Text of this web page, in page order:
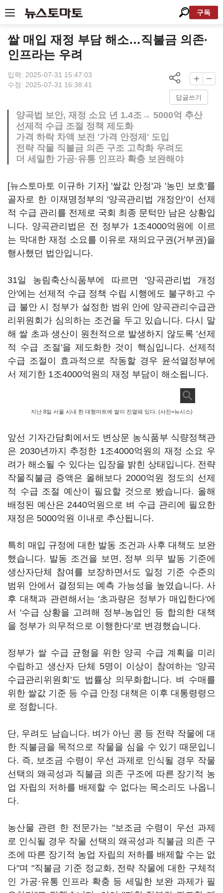
구독
쌀 매입 재정 부담 해소…직불금 의존·
인프라는 우려
입력: 2025-07-31 15:47:03
수정: 2025-07-31 16:38:41
답글쓰기
양곡법 보안, 재정 소요 년 1.4조→ 5000억 추산
선제적 수급 조절 정책 제도화
가격 하락 차액 보전 '가격 안정제' 도입
전략 작물 직불금 의존 구조 고착화 우려도
더 세밀한 가공·유통 인프라 확충 보완해야
[뉴스토마토 이규하 기자] '쌀값 안정'과 '농민 보호'를
골자로 한 이재명정부의 '양곡관리법 개정안'이 선제
적 수급 관리를 전제로 국회 최종 문턱만 남은 상황입
니다. 양곡관리법은 전 정부가 1조4000억원에 이르
는 막대한 재정 소요를 이유로 재의요구권(거부권)을
행사했던 법안입니다.
31일 농림축산식품부에 따르면 '양곡관리법 개정
안'에는 선제적 수급 정책 수립 시행에도 불구하고 수
급 불안 시 정부가 설정한 범위 안에 양곡관리수급관
리위원회가 심의하는 조건을 두고 있습니다. 다시 말
해 쌀 초과 생산이 원천적으로 발생하지 않도록 '선제
적 수급 조절'을 제도화한 것이 핵심입니다. 선제적
수급 조절이 효과적으로 작동할 경우 윤석열정부에
서 제기한 1조4000억원의 재정 부담이 해소됩니다.
지난 8일 서울 시내 한 대형마트에 쌀이 진열돼 있다. (사진=뉴시스)
앞선 기자간담회에서도 변상문 농식품부 식량정책관
은 2030년까지 추정한 1조4000억원의 재정 소요 우
려가 해소될 수 있다는 입장을 밝힌 상태입니다. 전략
작물직불금 증액은 올해보다 2000억원 정도의 선제
적 수급 조절 예산이 필요할 것으로 봤습니다. 올해
배정된 예산은 2440억원으로 벼 수급 관리에 필요한
재정은 5000억원 이내로 추산됩니다.
특히 매입 규정에 대한 발동 조건과 사후 대책도 보완
했습니다. 발동 조건을 보면, 정부 의무 발동 기준에
생산자단체 참여를 보장하면서도 일정 기준 수준의
범위 안에서 결정되는 예측 가능성을 높였습니다. 사
후 대책과 관련해서는 '초과량은 정부가 매입한다'에
서 '수급 상황을 고려해 정부-농업인 등 합의한 대책
을 정부가 의무적으로 이행한다'로 변경했습니다.
정부가 쌀 수급 균형을 위한 양곡 수급 계획을 미리
수립하고 생산자 단체 5명이 이상이 참여하는 '양곡
수급관리위원회'도 법률상 의무화합니다. 벼 수매를
위한 쌀값 기준 등 수급 안정 대책은 이후 대통령령으
로 정합니다.
단, 우려도 남습니다. 벼가 아닌 콩 등 전략 작물에 대
한 직불금을 목적으로 작물을 심을 수 있기 때문입니
다. 즉, 보조금 수령이 우선 과제로 인식될 경우 작물
선택의 왜곡성과 직불금 의존 구조에 따른 장기적 농
업 자립의 저하를 배제할 수 없다는 목소리도 나옵니
다.
농산물 관련 한 전문가는 "보조금 수령이 우선 과제
로 인식될 경우 작물 선택의 왜곡성과 직불금 의존 구
조에 따른 장기적 농업 자립의 저하를 배제할 수는 없
다"며 "직불금 기준 정교화, 전략 작물에 대한 구체적
인 가공·유통 인프라 확충 등 세밀한 보완 과제가 필